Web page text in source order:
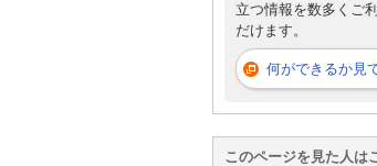
立つ情報を数多くご
だけます。
何ができるか見
このページを見た人は